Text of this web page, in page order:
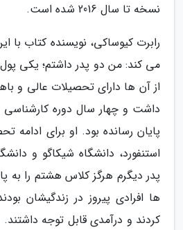
نسخه تا سال 2016 شده است.
رابرت کیوساکی، نویسنده کتاب با
می کند: من دو پدر داشتم؛ یکی
از آن ها دارای تحصیلات عالی و
داشت و چهار سال دوره کارشناسی
پایان رسانده بود. او برای ادامه
استنفورد، دانشگاه شیکاگو و
پدر دیگرم هرگز کلاس هشتم را به
ها افرادی پیروز در زندگیشان
کردند و درآمدی قابل توجه داشتند.